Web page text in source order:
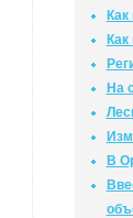
На
В